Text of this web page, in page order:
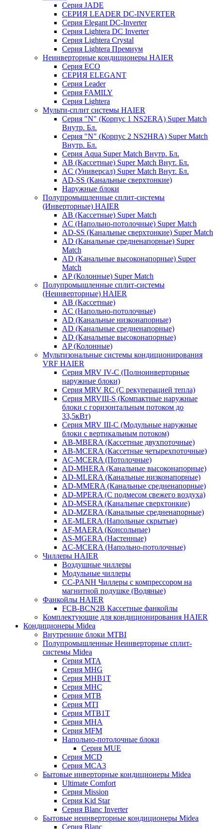
Серия JADE
СЕРИЯ LEADER DC-INVERTER
Серия Elegant DC-Inverter
Серия Lightera DC Inverter
Серия Lightera Crystal
Серия Lightera Премиум
Неинверторные кондиционеры HAIER
Серия ECO
СЕРИЯ ELEGANT
Серия Leader
Серия FAMILY
Серия Lightera
Мульти-сплит системы HAIER
Серия "N" (Корпус 1 NS2ERA) Super Match
Внутр. Бл.
Серия "N" (Корпус 2 NS2HRA) Super Match
Внутр. Бл.
Серия Aqua Super Match Внутр. Бл.
AB (Кассетные) Super Match Внут. Бл.
AC (Универсал) Super Match Внут. Бл.
AD-SS (Канальные сверхтонкие)
Наружные блоки
Полупромышленные сплит-системы
(Инверторные) HAIER
AB (Кассетные) Super Match
AC (Напольно-потолочные) Super Match
AD-SS (Канальные сверхтонкие) Super Match
AD (Канальные средненапорные) Super
Match
AD (Канальные высоконапорные) Super
Match
AP (Колонные) Super Match
Полупромышленные сплит-системы
(Неинверторные) HAIER
AB (Кассетные)
AC (Напольно-потолочные)
AD (Канальные низконапорные)
AD (Канальные средненапорные)
AD (Канальные высоконапорные)
AP (Колонные)
Мультизональные системы кондиционирования
VRF HAIER
Серия MRV IV-C (Полноинверторные
наружные блоки)
Серия MRV RC (С рекуперацией тепла)
Серия MRVIII-S (Компактные наружные
блоки с горизонтальным потоком до
33,5кВт)
Серия MRV III-C (Модульные наружные
блоки с вертикальным потоком)
AB-MBERA (Кассетные двухпоточные)
AB-MCERA (Кассетные четырехпоточные)
AС-MСERA (Потолочные)
AD-MHERA (Канальные высоконапорные)
AD-MLERA (Канальные низконапорные)
AD-MMERA (Канальные средненапорные)
AD-MPERA (С подмесом свежего воздуха)
AD-MSERA (Канальные сверхтонкие)
AD-MZERA (Канальные средненапорные)
AE-MLERA (Напольные скрытые)
AF-MAERA (Консольные)
AS-MGERA (Настенные)
AС-MСERA (Напольно-потолочные)
Чиллеры HAIER
Воздушные чиллеры
Модульные чиллеры
CC-PANH Чиллеры с компрессором на
магнитной подушке (Водяные)
Фанкойлы HAIER
FCB-BCN2B Кассетные фанкойлы
Комплектующие для кондиционирования HAIER
Кондиционеры Midea
Внутренние блоки MTBI
Полупромышленные Неинверторные сплит-
системы Midea
Серия MTA
Серия MHG
Серия MHB1T
Серия MHC
Серия MTB
Серия MTI
Серия MTB1T
Серия MHA
Серия MFM
Напольно-потолочные блоки
Серия MUE
Серия MCD
Серия MCA3
Бытовые инверторные кондиционеры Midea
Ultimate Comfort
Серия Mission
Серия Kid Star
Серия Blanc Inverter
Бытовые неинверторные кондиционеры Midea
Серия Blanc